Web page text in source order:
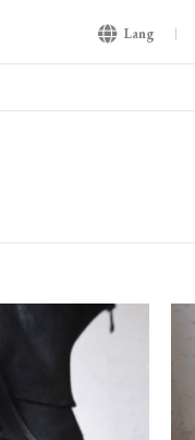
Lang